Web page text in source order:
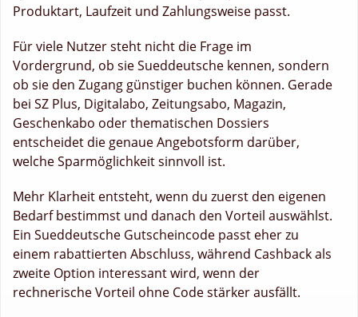
Produktart, Laufzeit und Zahlungsweise passt.
Für viele Nutzer steht nicht die Frage im
Vordergrund, ob sie Sueddeutsche kennen, sondern
ob sie den Zugang günstiger buchen können. Gerade
bei SZ Plus, Digitalabo, Zeitungsabo, Magazin,
Geschenkabo oder thematischen Dossiers
entscheidet die genaue Angebotsform darüber,
welche Sparmöglichkeit sinnvoll ist.
Mehr Klarheit entsteht, wenn du zuerst den eigenen
Bedarf bestimmst und danach den Vorteil auswählst.
Ein Sueddeutsche Gutscheincode passt eher zu
einem rabattierten Abschluss, während Cashback als
zweite Option interessant wird, wenn der
rechnerische Vorteil ohne Code stärker ausfällt.